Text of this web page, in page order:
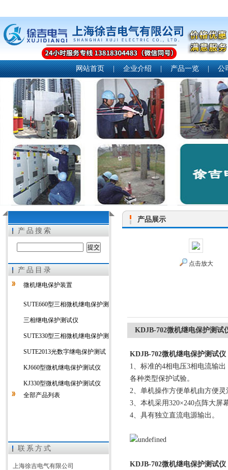
上海徐吉电气有限公司
网站首页 | 企业介绍 | 产品一览 | 公
产品搜索
产品目录
微机继电保护装置
SUTE660型三相微机继电保护测
三相继电保护测试仪
SUTE330型三相微机继电保护测
SUTE2013光数字继电保护测试
KJ660型微机继电保护测试仪
KJ330型微机继电保护测试仪
全部产品列表
联系方式
上海徐吉电气有限公司
产品展示
点击放大
KDJB-702微机继电保护测试
KDJB-702微机继电保护测试仪
1、标准的4相电压3相电流输
各种类型保护试验。
2、单机操作方便单机由方便
3、本机采用320×240点阵大屏
4、具有独立直流电源输出。
KDJB-702微机继电保护测试仪